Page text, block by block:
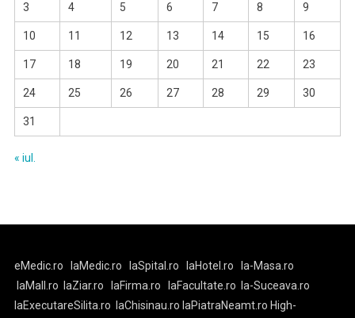
3 4 5 6 7 8 9
10 11 12 13 14 15 16
17 18 19 20 21 22 23
24 25 26 27 28 29 30
31
« iul.
eMedic.ro laMedic.ro laSpital.ro laHotel.ro
la-Masa.ro
laMall.ro
laZiar.ro laFirma.ro laFacultate.ro
la-Suceava.ro
laExecutareSilita.ro
laChisinau.ro laPiatraNeamt.ro High-